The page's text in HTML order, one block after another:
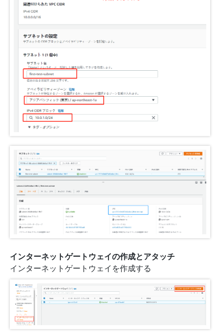
インターネットゲートウェイの作成とアタッチ
インターネットゲートウェイを作成する